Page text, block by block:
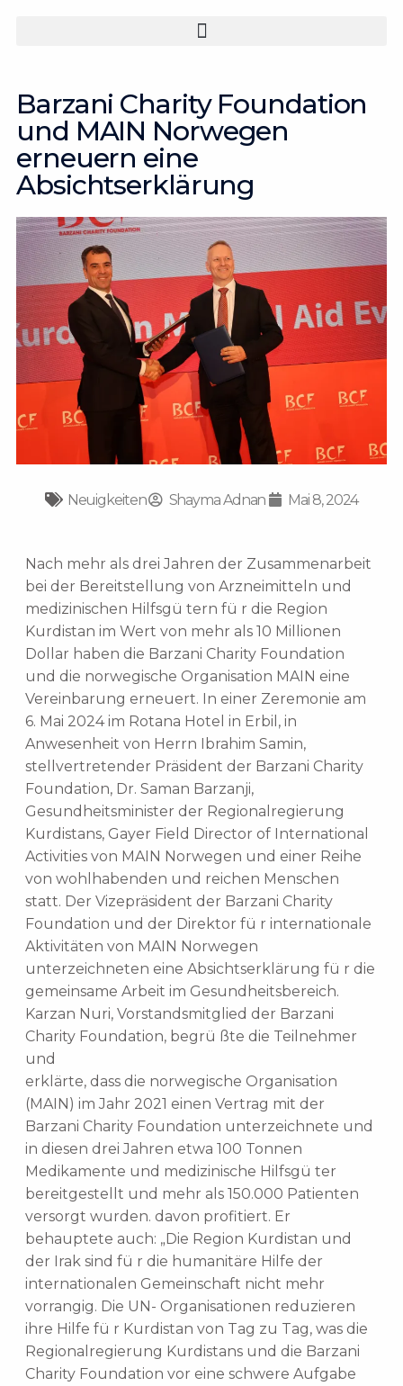
Barzani Charity Foundation
und MAIN Norwegen
erneuern eine
Absichtserklärung
Neuigkeiten Shayma Adnan Mai 8, 2024
Nach mehr als drei Jahren der Zusammenarbeit
bei der Bereitstellung von Arzneimitteln und
medizinischen Hilfsgü tern fü r die Region
Kurdistan im Wert von mehr als 10 Millionen
Dollar haben die Barzani Charity Foundation
und die norwegische Organisation MAIN eine
Vereinbarung erneuert. In einer Zeremonie am
6. Mai 2024 im Rotana Hotel in Erbil, in
Anwesenheit von Herrn Ibrahim Samin,
stellvertretender Präsident der Barzani Charity
Foundation, Dr. Saman Barzanji,
Gesundheitsminister der Regionalregierung
Kurdistans, Gayer Field Director of International
Activities von MAIN Norwegen und einer Reihe
von wohlhabenden und reichen Menschen
statt. Der Vizepräsident der Barzani Charity
Foundation und der Direktor fü r internationale
Aktivitäten von MAIN Norwegen
unterzeichneten eine Absichtserklärung fü r die
gemeinsame Arbeit im Gesundheitsbereich.
Karzan Nuri, Vorstandsmitglied der Barzani
Charity Foundation, begrü ßte die Teilnehmer
und
erklärte, dass die norwegische Organisation
(MAIN) im Jahr 2021 einen Vertrag mit der
Barzani Charity Foundation unterzeichnete und
in diesen drei Jahren etwa 100 Tonnen
Medikamente und medizinische Hilfsgü ter
bereitgestellt und mehr als 150.000 Patienten
versorgt wurden. davon profitiert. Er
behauptete auch: „Die Region Kurdistan und
der Irak sind fü r die humanitäre Hilfe der
internationalen Gemeinschaft nicht mehr
vorrangig. Die UN- Organisationen reduzieren
ihre Hilfe fü r Kurdistan von Tag zu Tag, was die
Regionalregierung Kurdistans und die Barzani
Charity Foundation vor eine schwere Aufgabe